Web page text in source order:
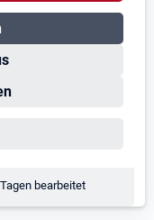
bearbeitet